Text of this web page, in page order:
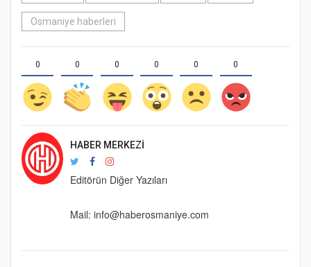
Osmaniye haberleri
0 0 0 0 0 0
HABER MERKEZI
Editörün Diğer Yazıları
Mail: info@haberosmaniye.com